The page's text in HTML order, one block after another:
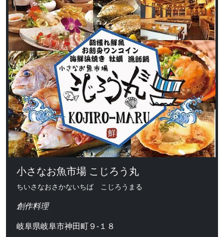
小さなお魚市場 こじろう丸
ちいさなおさかないちば こじろうまる
創作料理
岐阜県岐阜市神田町９-１８